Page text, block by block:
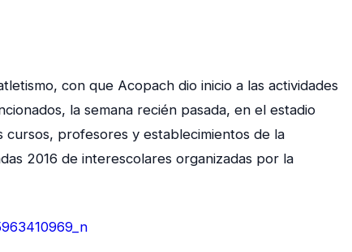
con que Acopach dio inicio a las actividades
la semana recién pasada, en el estadio
cursos, profesores y establecimientos de la
2016 de interescolares organizadas por la